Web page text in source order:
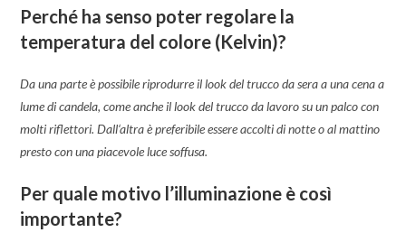
Perché ha senso poter regolare la
temperatura del colore (Kelvin)?
Da una parte è possibile riprodurre il look del trucco da sera a una cena a
lume di candela, come anche il look del trucco da lavoro su un palco con
molti riflettori. Dall‘altra è preferibile essere accolti di notte o al mattino
presto con una piacevole luce soffusa.
Per quale motivo l’illuminazione è così
importante?